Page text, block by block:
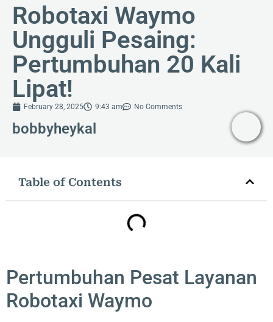
Robotaxi Waymo
Ungguli Pesaing:
Pertumbuhan 20 Kali
Lipat!
February 28, 2025 9:43 am No Comments
bobbyheykal
Table of Contents
Pertumbuhan Pesat Layanan
Robotaxi Waymo